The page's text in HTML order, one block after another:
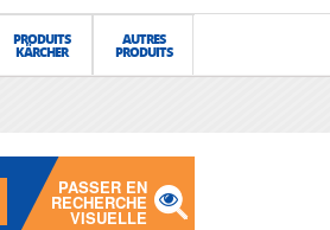
PRODUITS
KÄRCHER
AUTRES
PRODUITS
PASSER EN
RECHERCHE
VISUELLE